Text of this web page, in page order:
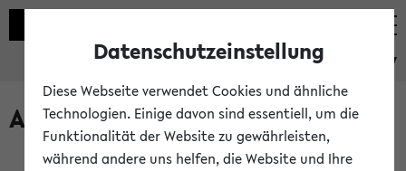
eKVV
Archivierte Studiengänge
Datenschutzeinstellung
Diese Webseite verwendet Cookies und ähnliche
Technologien. Einige davon sind essentiell, um die
Funktionalität der Website zu gewährleisten,
während andere uns helfen, die Website und Ihre